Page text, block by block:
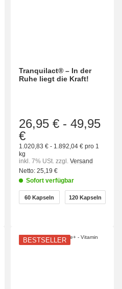
Tranquilact® – In der
Ruhe liegt die Kraft!
26,95 € - 49,95
€
1.020,83 € - 1.892,04 € pro 1
kg
inkl. 7% USt. zzgl. Versand
Netto: 25,19 €
Sofort verfügbar
wählen
60 Kapseln
60 Kapseln 120 Kapseln
120 Kapseln
BESTSELLER